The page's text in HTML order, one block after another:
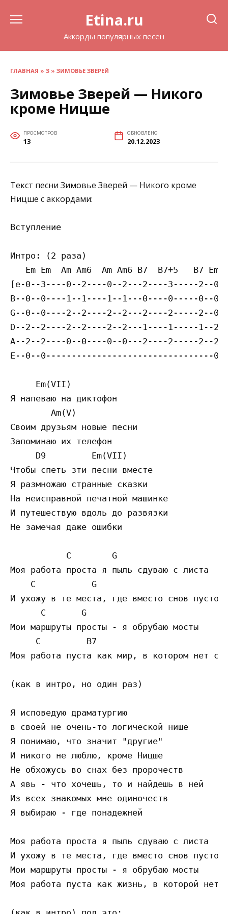
Etina.ru
Аккорды популярных песен
ГЛАВНАЯ » З » ЗИМОВЬЕ ЗВЕРЕЙ
Зимовье Зверей — Никого
кроме Ницше
ПРОСМОТРОВ
13
ОБНОВЛЕНО
20.12.2023
Текст песни Зимовье Зверей — Никого кроме
Ницше с аккордами:
Вступление
Интро: (2 раза)
Em Em  Am Am6  Am Am6 B7  B7+5   B7 Em
[e-0--3----0--2----0--2---2----3-----2--
B--0--0----1--1----1--1---0----0-----0--
G--0--0----2--2----2--2---2----2-----2--
D--2--2----2--2----2--2---1----1-----1--
A--2--2----0--0----0--0---2----2-----2--
E--0--0---------------------------------
     Em(VII)
Я напеваю на диктофон
        Am(V)
Своим друзьям новые песни
Запоминаю их телефон
     D9         Em(VII)
Чтобы спеть зти песни вместе
Я размножаю странные сказки
Ha неисправной печатной машинке
И путешествую вдоль до развязки
He замечая даже ошибки
           C        G
Моя работа проста я пыль сдуваю c листа
    C           G
И ухожу в те места, где вместо снов
      C       G
Мои маршруты просты - я обрубаю мосты
     C         B7
Моя работа пуста как мир, в котором нет
(как в интро, но один раз)
Я исповедую драматургию
в своей не очень-то логической нише
Я понимаю, что значит "другие"
И никого не люблю, кроме Ницше
He обхожусь во снах без пророчеств
A явь - что хочешь, то и найдешь в ней
Из всех знакомых мне одиночеств
Я выбираю - где понадежней
Моя работа проста я пыль сдуваю c листа
И ухожу в те места, где вместо снов
Мои маршруты просты - я обрубаю мосты
Моя работа пуста как жизнь, в которой нет